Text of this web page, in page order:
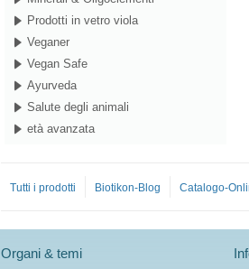
Prodotti in vetro viola
Veganer
Vegan Safe
Ayurveda
Salute degli animali
età avanzata
Tutti i prodotti Biotikon-Blog Catalogo-
Organi & temi